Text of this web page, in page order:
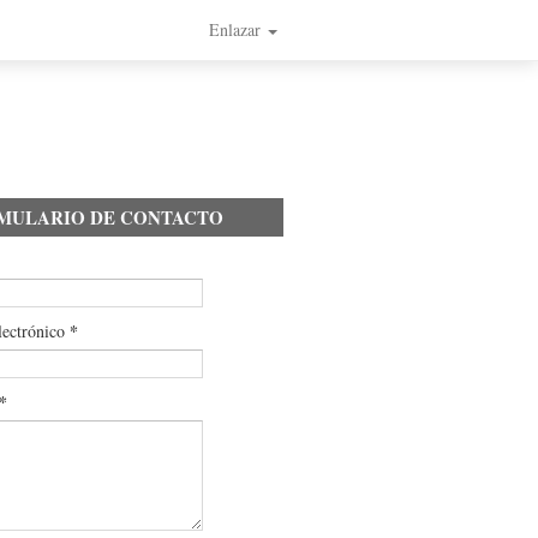
Enlazar
DE CONTACTO
*
*